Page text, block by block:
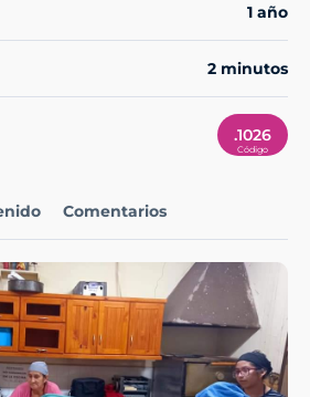
Comentarios
1 año
2 minutos
.1026